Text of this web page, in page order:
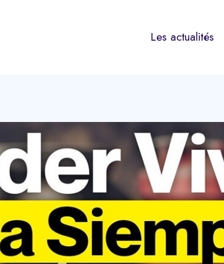
Les actualités